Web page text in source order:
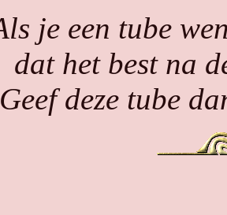
je een tube
dat het best na
Geef deze tube